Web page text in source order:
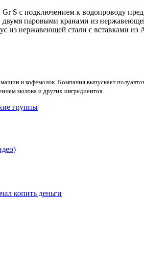
S с подключением к водопроводу
паровыми кранами из
из нержавеющей стали с вставками из
и кофемолок. Компания выпускает
молока и других ингредиентов.
группы
копить деньги